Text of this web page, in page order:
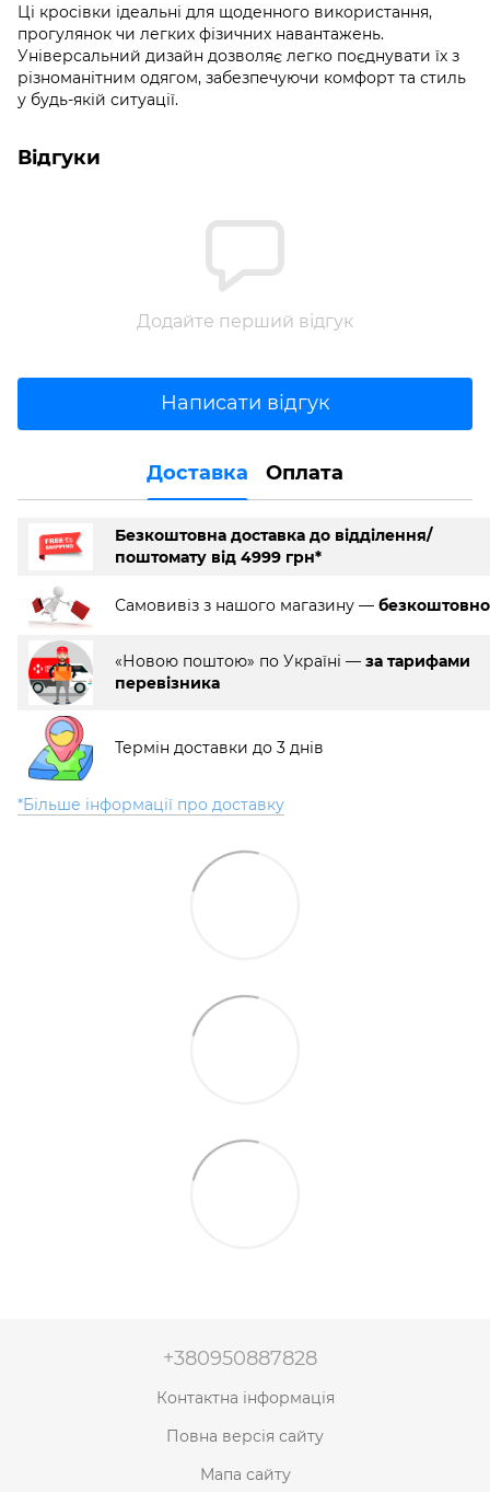
Ці кросівки ідеальні для щоденного використання,
прогулянок чи легких фізичних навантажень.
Універсальний дизайн дозволяє легко поєднувати їх з
різноманітним одягом, забезпечуючи комфорт та стиль
у будь-якій ситуації.
Відгуки
Додайте перший відгук
Написати відгук
Доставка Оплата
Безкоштовна доставка до відділення/
поштомату від 4999 грн*
Самовивіз з нашого магазину — безкоштовно
«Новою поштою» по Україні — за тарифами
перевізника
Термін доставки до 3 днів
*Більше інформації про доставку
+380950887828
Контактна інформація
Повна версія сайту
Мапа сайту